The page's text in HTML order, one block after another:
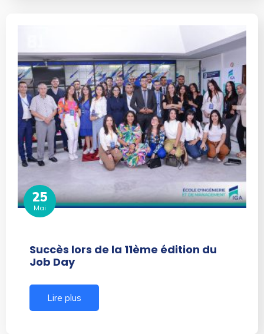
25
Mai
Succès lors de la 11ème édition du
Job Day
Lire plus